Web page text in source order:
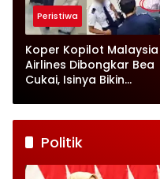
Peristiwa
Koper Kopilot Malaysia
Airlines Dibongkar Bea
Cukai, Isinya Bikin
Politik